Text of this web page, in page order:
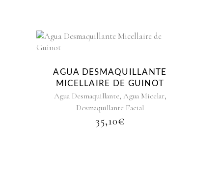
AGUA DESMAQUILLANTE
MICELLAIRE DE GUINOT
Agua Desmaquillante, Agua Micelar,
Desmaquillante Facial
35,10€